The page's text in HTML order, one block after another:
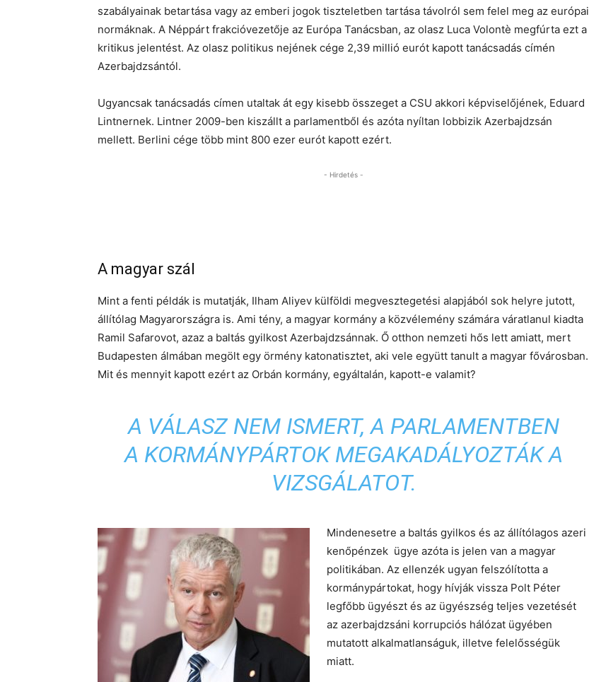
szabályainak betartása vagy az emberi jogok tiszteletben tartása távolról sem felel meg az európai
normáknak. A Néppárt frakcióvezetője az Európa Tanácsban, az olasz Luca Volontè megfúrta ezt a
kritikus jelentést. Az olasz politikus nejének cége 2,39 millió eurót kapott tanácsadás címén
Azerbajdzsántól.
Ugyancsak tanácsadás címen utaltak át egy kisebb összeget a CSU akkori képviselőjének, Eduard
Lintnernek. Lintner 2009-ben kiszállt a parlamentből és azóta nyíltan lobbizik Azerbajdzsán
mellett. Berlini cége több mint 800 ezer eurót kapott ezért.
- Hirdetés -
A magyar szál
Mint a fenti példák is mutatják, Ilham Aliyev külföldi megvesztegetési alapjából sok helyre jutott,
állítólag Magyarországra is. Ami tény, a magyar kormány a közvélemény számára váratlanul kiadta
Ramil Safarovot, azaz a baltás gyilkost Azerbajdzsánnak. Ő otthon nemzeti hős lett amiatt, mert
Budapesten álmában megölt egy örmény katonatisztet, aki vele együtt tanult a magyar fővárosban.
Mit és mennyit kapott ezért az Orbán kormány, egyáltalán, kapott-e valamit?
A VÁLASZ NEM ISMERT, A PARLAMENTBEN
A KORMÁNYPÁRTOK MEGAKADÁLYOZTÁK A
VIZSGÁLATOT.
Mindenesetre a baltás gyilkos és az állítólagos azeri
kenőpénzek ügye azóta is jelen van a magyar
politikában. Az ellenzék ugyan felszólította a
kormánypártokat, hogy hívják vissza Polt Péter
legfőbb ügyészt és az ügyészség teljes vezetését
az azerbajdzsáni korrupciós hálózat ügyében
mutatott alkalmatlanságuk, illetve felelősségük
miatt.